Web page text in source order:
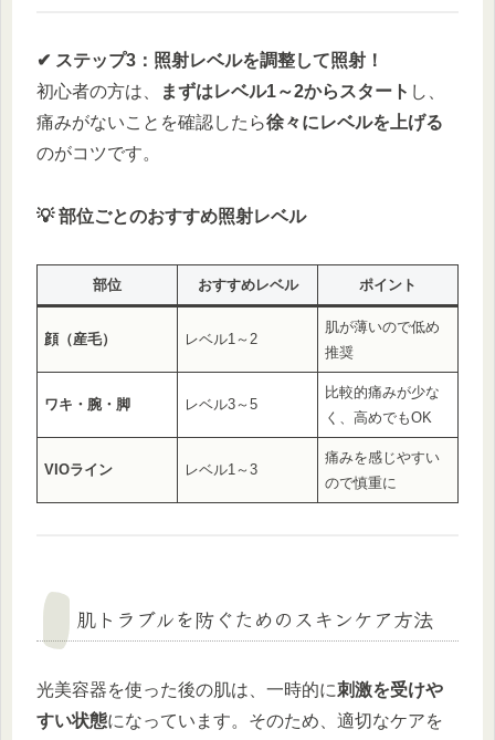
✔ ステップ3：照射レベルを調整して照射！
初心者の方は、
まずはレベル1～2からスタート し、
痛みがないことを確認したら徐々にレベルを上げる
のがコツです。
💡 部位ごとのおすすめ照射レベル
部位 おすすめレベル ポイント
顔（産毛） レベル1～2
肌が薄いので低め
推奨
ワキ・腕・脚 レベル3～5
比較的痛みが少な
く、高めでもOK
VIOライン レベル1～3
痛みを感じやすい
ので慎重に
肌トラブルを防ぐためのスキンケア方法
光美容器を使った後の肌は、一時的に刺激を受けや
すい状態になっています。そのため、適切なケアを